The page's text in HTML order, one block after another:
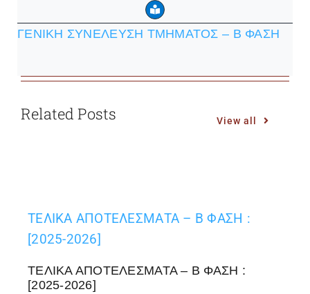
ΓΕΝΙΚΗ ΣΥΝΕΛΕΥΣΗ ΤΜΗΜΑΤΟΣ – B ΦΑΣΗ
Related Posts View all
ΤΕΛΙΚΑ ΑΠΟΤΕΛΕΣΜΑΤΑ – Β ΦΑΣΗ :
[2025-2026]
ΤΕΛΙΚΑ ΑΠΟΤΕΛΕΣΜΑΤΑ – Β ΦΑΣΗ :
[2025-2026]